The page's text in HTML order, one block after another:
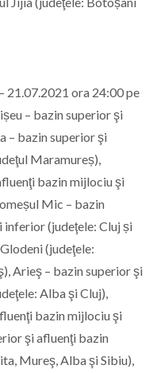
21.07.2021 ora 24:00 pe
– bazin superior şi
– bazin superior şi
Maramureș),
bazin mijlociu şi
Mic – bazin
(judeţele: Cluj și
(judeţele:
Arieş – bazin superior şi
Alba şi Cluj),
bazin mijlociu şi
şi afluenţi bazin
Mureş, Alba şi Sibiu),